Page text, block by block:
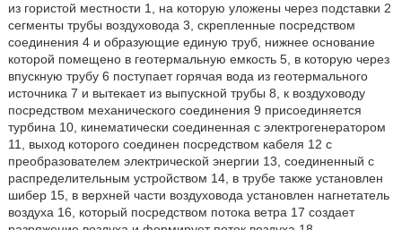
из гористой местности 1, на которую уложены через подставки 2
сегменты трубы воздуховода 3, скрепленные посредством
соединения 4 и образующие единую труб, нижнее основание
которой помещено в геотермальную емкость 5, в которую через
впускную трубу 6 поступает горячая вода из геотермального
источника 7 и вытекает из выпускной трубы 8, к воздуховоду
посредством механического соединения 9 присоединяется
турбина 10, кинематически соединенная с электрогенератором
11, выход которого соединен посредством кабеля 12 с
преобразователем электрической энергии 13, соединенный с
распределительным устройством 14, в трубе также установлен
шибер 15, в верхней части воздуховода установлен нагнетатель
воздуха 16, который посредством потока ветра 17 создает